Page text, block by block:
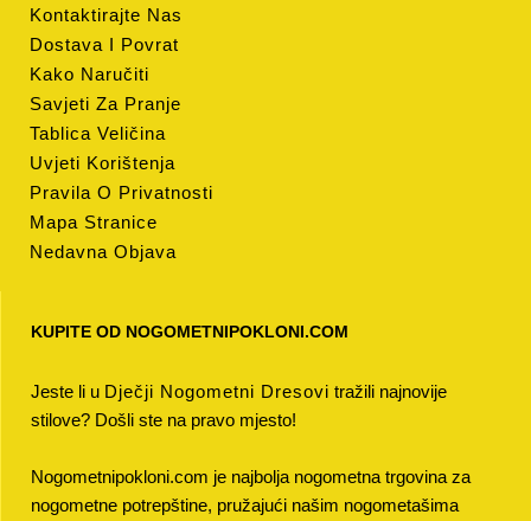
Kontaktirajte Nas
Dostava I Povrat
Kako Naručiti
Savjeti Za Pranje
Tablica Veličina
Uvjeti Korištenja
Pravila O Privatnosti
Mapa Stranice
Nedavna Objava
KUPITE OD NOGOMETNIPOKLONI.COM
Jeste li u Dječji Nogometni Dresovi tražili najnovije
stilove? Došli ste na pravo mjesto!
Nogometnipokloni.com je najbolja nogometna trgovina za
nogometne potrepštine, pružajući našim nogometašima